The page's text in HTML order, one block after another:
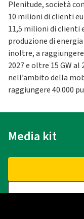
Plenitude, società
10 milioni di clienti
11,5 milioni di clienti
produzione di
inoltre, a
2027 e oltre 15 GW
nell’ambito della
raggiungere 40.000
Media kit